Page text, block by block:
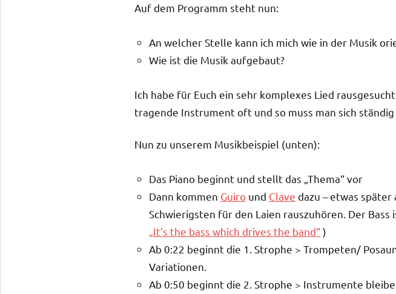
Auf dem Programm steht nun:
An welcher Stelle kann ich mich wie in der Musik
Wie ist die Musik aufgebaut?
Ich habe für Euch ein sehr komplexes Lied
tragende Instrument oft und so muss man sich
Nun zu unserem Musikbeispiel (unten):
Das Piano beginnt und stellt das „Thema“ vor
Dann kommen Guiro und Clave dazu – etwas später
Schwierigsten für den Laien rauszuhören. Der
„It’s the bass which drives the band“)
Ab 0:22 beginnt die 1. Strophe > Trompeten/
Variationen.
Ab 0:50 beginnt die 2. Strophe > Instrumente